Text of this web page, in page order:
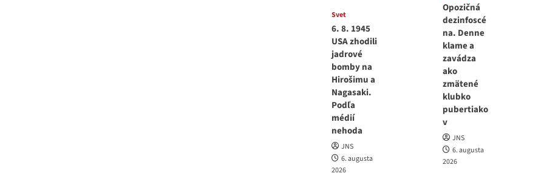
Svet
6. 8. 1945
USA zhodili
jadrové
bomby na
Hirošimu a
Nagasaki.
Podľa
médií
nehoda
JNS
6. augusta
2026
Opozičná
dezinfoscé
na. Denne
klame a
zavádza
ako
zmätené
klubko
pubertiako
v
JNS
6. augusta
2026